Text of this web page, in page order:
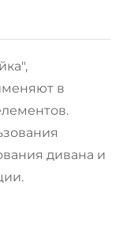
в
дивана и